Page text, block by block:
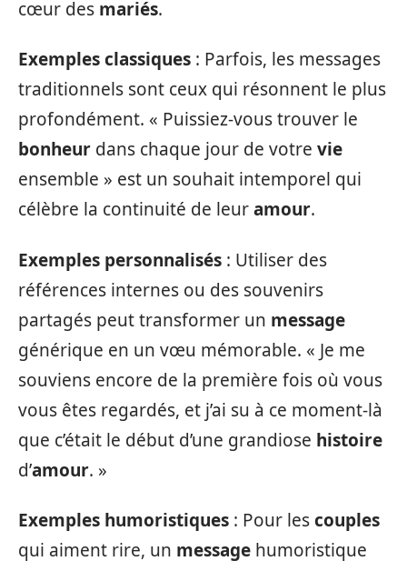
cœur des mariés.
Exemples classiques : Parfois, les messages
traditionnels sont ceux qui résonnent le plus
profondément. « Puissiez-vous trouver le
bonheur dans chaque jour de votre vie
ensemble » est un souhait intemporel qui
célèbre la continuité de leuramour.
Exemples personnalisés : Utiliser des
références internes ou des souvenirs
partagés peut transformer un message
générique en un vœu mémorable. « Je me
souviens encore de la première fois où vous
vous êtes regardés, et j’ai su à ce moment-là
que c’était le début d’une grandiose histoire
d’amour. »
Exemples humoristiques : Pour lescouples
qui aiment rire, un message humoristique